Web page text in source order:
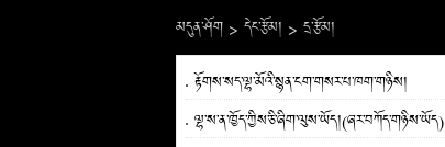
མདུན་ཤོག > དེང་རྩོམ། > དྲ་རྩོམ།
རྟོགས་སད་ལྷ་མོའི་སྙན་ངག་གསར་པ་ཁག་གཉིས།
ལྷ་ས་ན་ཁྱོད་ཀྱིས་ཅི་ཞིག་ལུས་ཡོད།(ཞར་བཀོད་གཉིས་ཡོད)